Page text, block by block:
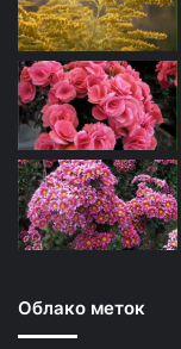
Облако меток